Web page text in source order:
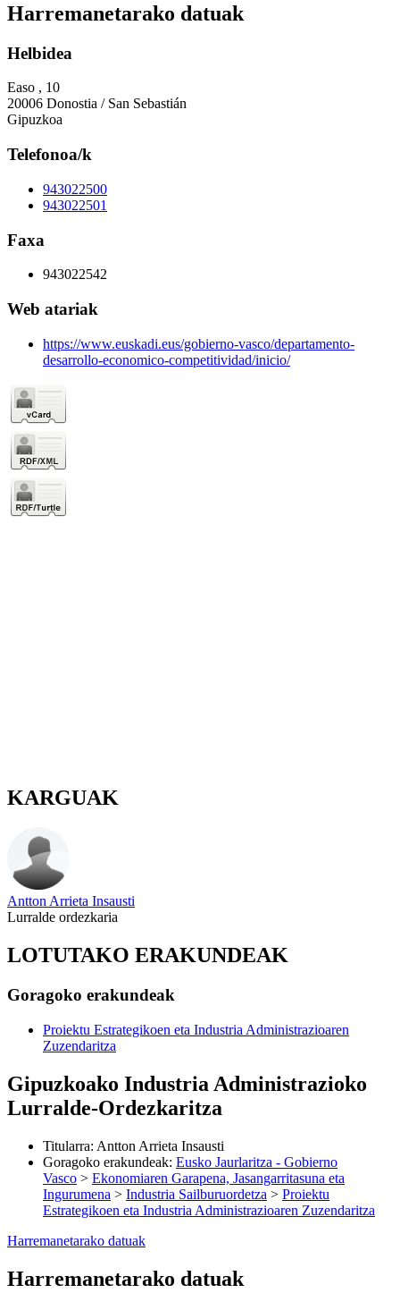
Harremanetarako datuak
Helbidea
Easo , 10
20006 Donostia / San Sebastián
Gipuzkoa
Telefonoa/k
943022500
943022501
Faxa
943022542
Web atariak
https://www.euskadi.eus/gobierno-vasco/departamento-
desarrollo-economico-competitividad/inicio/
KARGUAK
Antton Arrieta Insausti
Lurralde ordezkaria
LOTUTAKO ERAKUNDEAK
Goragoko erakundeak
Proiektu Estrategikoen eta Industria Administrazioaren
Zuzendaritza
Gipuzkoako Industria Administrazioko
Lurralde-Ordezkaritza
Titularra: Antton Arrieta Insausti
Goragoko erakundeak: Eusko Jaurlaritza - Gobierno
Vasco > Ekonomiaren Garapena, Jasangarritasuna eta
Ingurumena > Industria Sailburuordetza > Proiektu
Estrategikoen eta Industria Administrazioaren Zuzendaritza
Harremanetarako datuak
Harremanetarako datuak